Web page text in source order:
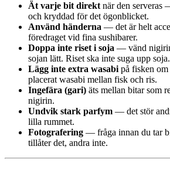
Ät varje bit direkt när den serveras
och kryddad för det ögonblicket.
Använd händerna — det är helt
föredraget vid fina sushibarer.
Doppa inte riset i soja — vänd
sojan lätt. Riset ska inte suga upp soja.
Lägg inte extra wasabi på fisken
placerat wasabi mellan fisk och ris.
Ingefära (gari) äts mellan bitar som
nigirin.
Undvik stark parfym — det stör
lilla rummet.
Fotografering — fråga innan du tar
tillåter det, andra inte.